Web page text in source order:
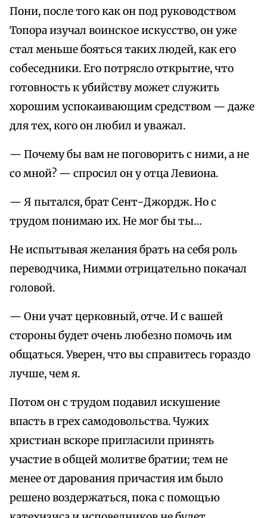
Пони, после того как он под руководством
Топора изучал воинское искусство, он уже
стал меньше бояться таких людей, как его
собеседники. Его потрясло открытие, что
готовность к убийству может служить
хорошим успокаивающим средством — даже
для тех, кого он любил и уважал.
— Почему бы вам не поговорить с ними, а не
со мной? — спросил он у отца Левиона.
— Я пытался, брат Сент-Джордж. Но с
трудом понимаю их. Не мог бы ты…
Не испытывая желания брать на себя роль
переводчика, Нимми отрицательно покачал
головой.
— Они учат церковный, отче. И с вашей
стороны будет очень любезно помочь им
общаться. Уверен, что вы справитесь гораздо
лучше, чем я.
Потом он с трудом подавил искушение
впасть в грех самодовольства. Чужих
христиан вскоре пригласили принять
участие в общей молитве братии; тем не
менее от дарования причастия им было
решено воздержаться, пока с помощью